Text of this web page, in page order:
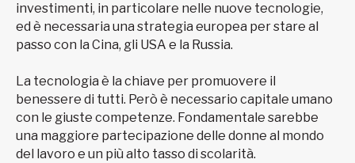
investimenti, in particolare nelle nuove tecnologie,
ed è necessaria una strategia europea per stare al
passo con la Cina, gli USA e la Russia.
La tecnologia è la chiave per promuovere il
benessere di tutti. Però è necessario capitale umano
con le giuste competenze. Fondamentale sarebbe
una maggiore partecipazione delle donne al mondo
del lavoro e un più alto tasso di scolarità.